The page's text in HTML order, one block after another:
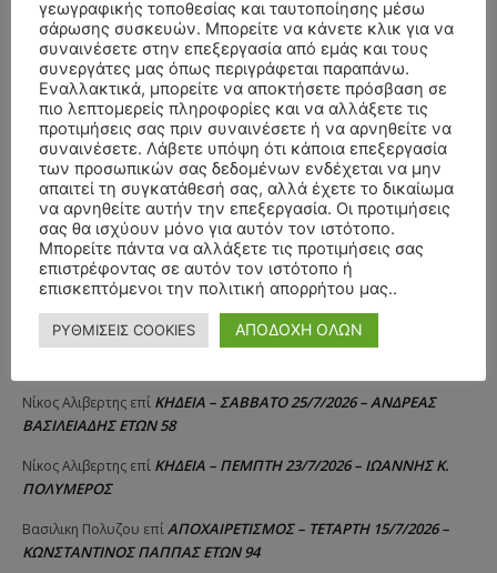
Δημήτριος ΔάτσικαςεπίΚΗΔΕΙΑ – ΠΑΡΑΣΚΕΥΗ 31/7/2026 –
ΚΩΝΣΤΑΝΤΙΝΟΣ Ε. ΛΑΙΜΟΔΕΤΗΣ ΕΤΩΝ 27
ΛευτέρηςεπίΚΗΔΕΙΑ – ΠΑΡΑΣΚΕΥΗ 31/7/2026 – ΚΩΝΣΤΑΝΤΙΝΟΣ Ε.
ΛΑΙΜΟΔΕΤΗΣ ΕΤΩΝ 27
Raniad4επίΚΗΔΕΙΑ – ΠΑΡΑΣΚΕΥΗ 31/7/2026 – ΚΩΝΣΤΑΝΤΙΝΟΣ Ε.
ΛΑΙΜΟΔΕΤΗΣ ΕΤΩΝ 27
Σιούτης ΓιώργοςεπίΚΗΔΕΙΑ – ΤΡΙΤΗ 28/7/2026 – ΑΓΓΕΛΟΣ Κ.
ΕΥΘΥΜΙΟΥ ΕΤΩΝ 63
Γκομπλια ΦωτεινήεπίΚΗΔΕΙΑ – ΔΕΥΤΕΡΑ 27/7/2026 – ΙΩΑΝΝΗΣ
ΚΑΡΑΔΗΜΟΣ ΕΤΩΝ 81
Ελένη ΜανιαεπίΚΗΔΕΙΑ – ΚΥΡΙΑΚΗ 26/7/2026 – ΒΑΣΙΛΙΚΗ Γ.
Νίκος Αλιβερτης επί ΚΗΔΕΙΑ – ΣΑΒΒΑΤΟ 25/7/2026 – ΑΝΔΡΕΑΣ
ΒΑΣΙΛΕΙΑΔΗΣ ΕΤΩΝ 58
Νίκος Αλιβερτης επί ΚΗΔΕΙΑ – ΠΕΜΠΤΗ 23/7/2026 – ΙΩΑΝΝΗΣ Κ.
ΠΟΛΥΜΕΡΟΣ
Βασιλικη Πολυζου επίΑΠΟΧΑΙΡΕΤΙΣΜΟΣ – ΤΕΤΑΡΤΗ 15/7/2026 –
ΚΩΝΣΤΑΝΤΙΝΟΣ ΠΑΠΠΑΣ ΕΤΩΝ 94
γεωγραφικής τοποθεσίας και ταυτοποίησης μέσω
σάρωσης συσκευών. Μπορείτε να κάνετε κλικ για να
συναινέσετε στην επεξεργασία από εμάς και τους
συνεργάτες μας όπως περιγράφεται παραπάνω.
Εναλλακτικά, μπορείτε να αποκτήσετε πρόσβαση σε
πιο λεπτομερείς πληροφορίες και να αλλάξετε τις
προτιμήσεις σας πριν συναινέσετε ή να αρνηθείτε να
συναινέσετε. Λάβετε υπόψη ότι κάποια επεξεργασία
των προσωπικών σας δεδομένων ενδέχεται να μην
απαιτεί τη συγκατάθεσή σας, αλλά έχετε το δικαίωμα
να αρνηθείτε αυτήν την επεξεργασία. Οι προτιμήσεις
σας θα ισχύουν μόνο για αυτόν τον ιστότοπο.
Μπορείτε πάντα να αλλάξετε τις προτιμήσεις σας
επιστρέφοντας σε αυτόν τον ιστότοπο ή
επισκεπτόμενοι την πολιτική απορρήτου μας..
ΡΥΘΜΙΣΕΙΣ COOKIES ΑΠΟΔΟΧΗ ΟΛΩΝ